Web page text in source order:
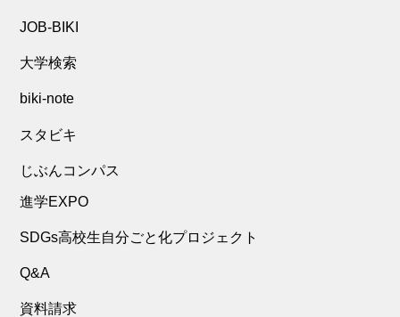
JOB-BIKI
大学検索
biki-note
スタビキ
じぶんコンパス
進学EXPO
SDGs高校生自分ごと化プロジェクト
Q&A
資料請求